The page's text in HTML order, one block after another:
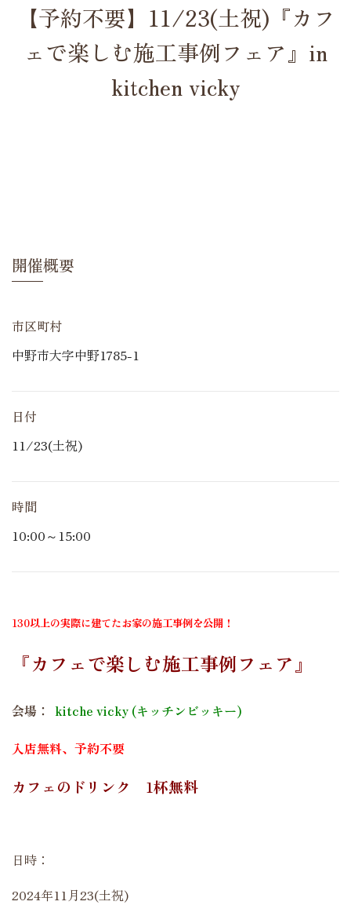
【予約不要】11/23(土祝)『カフ
ェで楽しむ施工事例フェア』in
kitchen vicky
開催概要
市区町村
中野市大字中野1785-1
日付
11/23(土祝)
時間
10:00～15:00
130以上の実際に建てたお家の施工事例を公開！
『カフェで楽しむ施工事例フェア』
会場： kitche vicky (キッチンビッキー)
入店無料、予約不要
カフェのドリンク 1杯無料
日時：
2024年11月23(土祝)